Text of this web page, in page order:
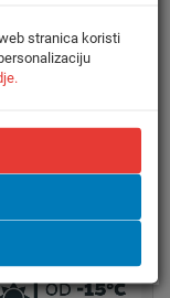
grijanje,
grijanja sve
od -15°C do
stranica koristi